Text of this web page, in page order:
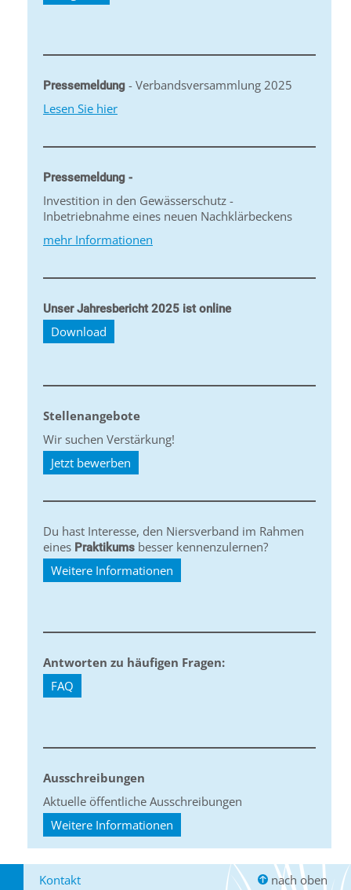
Pressemeldung - Verbandsversammlung 2025
Lesen Sie hier
Pressemeldung -
Investition in den Gewässerschutz -
Inbetriebnahme eines neuen Nachklärbeckens
mehr Informationen
Unser Jahresbericht 2025 ist online
Download
Stellenangebote
Wir suchen Verstärkung!
Jetzt bewerben
Du hast Interesse, den Niersverband im Rahmen
eines Praktikums besser kennenzulernen?
Weitere Informationen
Antworten zu häufigen Fragen:
FAQ
Ausschreibungen
Aktuelle öffentliche Ausschreibungen
Weitere Informationen
Kontakt
nach oben